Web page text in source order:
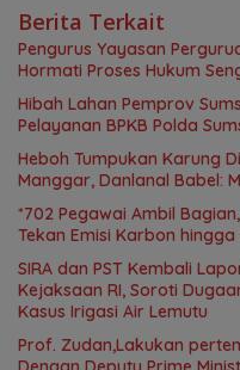
Berita Terkait
Pengurus Yayasan
Hormati Proses Hukum
Hibah Lahan Pemprov
Pelayanan BPKB Polda
Heboh Tumpukan Karung
Manggar, Danlanal Babel:
*702 Pegawai Ambil
Tekan Emisi Karbon hingga
SIRA dan PST Kembali
Kejaksaan RI, Soroti
Kasus Irigasi Air Lemutu
Prof. Zudan,Lakukan